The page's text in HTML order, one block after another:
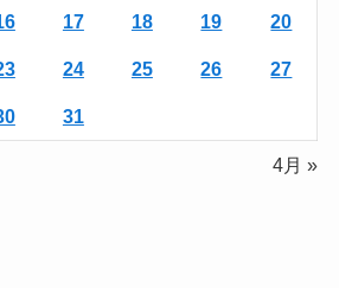
17 18 19 20
24 25 26 27
31
4月 »